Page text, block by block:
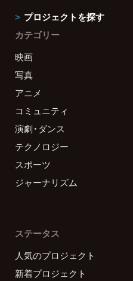
プロジェクトを探す
カテゴリー
映画
写真
アニメ
コミュニティ
演劇・ダンス
テクノロジー
スポーツ
ジャーナリズム
ステータス
人気のプロジェクト
新着プロジェクト